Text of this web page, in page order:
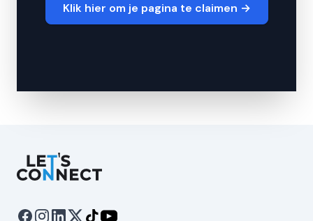
Klik hier om je pagina te claimen →
Let's Connect